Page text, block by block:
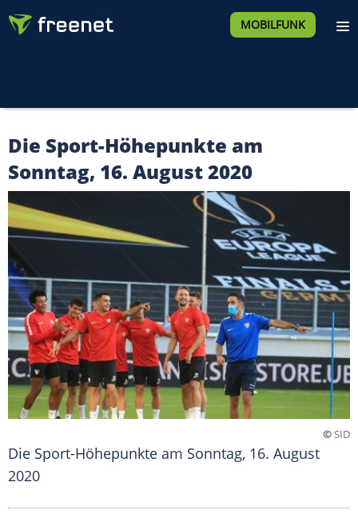
MOBILFUNK
Die Sport-Höhepunkte am
Sonntag, 16. August 2020
©SID
Die Sport-Höhepunkte am Sonntag, 16. August
2020